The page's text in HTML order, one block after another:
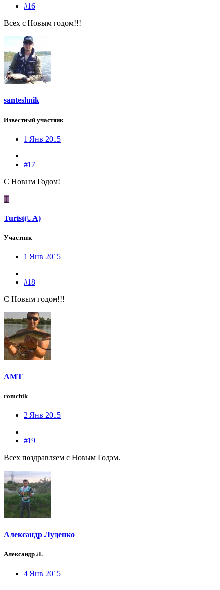
#16
Всех с Новым годом!!!
santeshnik
Известный участник
1 Янв 2015
#17
С Новым Годом!
T
Turist(UA)
Участник
1 Янв 2015
#18
С Новым годом!!!
AMT
romchik
2 Янв 2015
#19
Всех поздравляем с Новым Годом.
Александр Луценко
Александр Л.
4 Янв 2015